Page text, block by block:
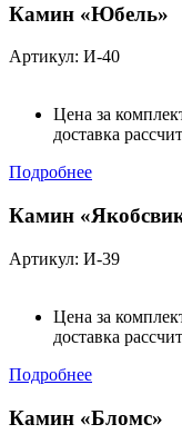
Камин «Юбель»
Артикул: И-40
Цена за
доставка
Подробнее
Камин
Артикул: И-39
Цена за
доставка
Подробнее
Камин «Бломс»